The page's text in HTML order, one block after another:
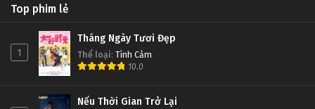
Top phim lẻ
1
Tháng Ngày Tươi Đẹp
Thể loại: Tình Cảm
10.0
Nếu Thời Gian Trở Lại